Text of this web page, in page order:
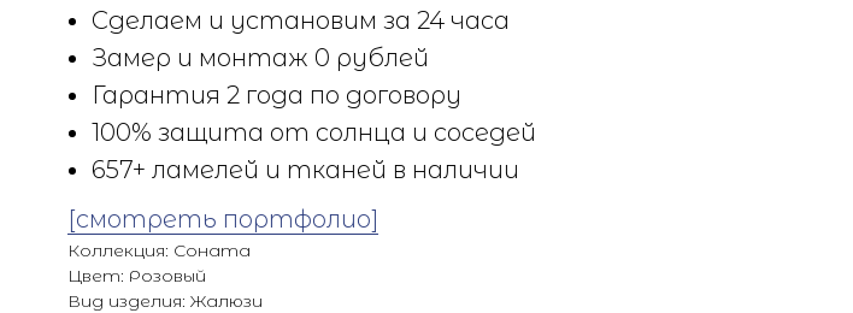
Сделаем и установим за 24 часа
Замер и монтаж 0 рублей
Гарантия 2 года по договору
100% защита от солнца и соседей
657+ ламелей и тканей в наличии
[смотреть портфолио]
Коллекция: Соната
Цвет: Розовый
Вид изделия: Жалюзи